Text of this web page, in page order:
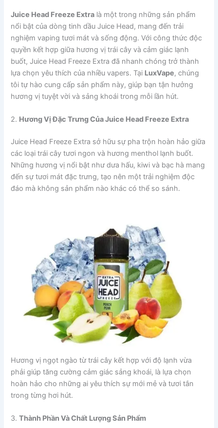
Juice Head Freeze Extra là một trong những sản phẩm
nổi bật của dòng tinh dầu Juice Head, mang đến trải
nghiệm vaping tươi mát và sống động. Với công thức độc
quyền kết hợp giữa hương vị trái cây và cảm giác lạnh
buốt, Juice Head Freeze Extra đã nhanh chóng trở thành
lựa chọn yêu thích của nhiều vapers. Tại LuxVape, chúng
tôi tự hào cung cấp sản phẩm này, giúp bạn tận hưởng
hương vị tuyệt vời và sảng khoái trong mỗi lần hút.
2. Hương Vị Đặc Trưng Của Juice Head Freeze Extra
Juice Head Freeze Extra sở hữu sự pha trộn hoàn hảo giữa
các loại trái cây tươi ngon và hương menthol lạnh buốt.
Những hương vị nổi bật như dưa hấu, kiwi và bạc hà mang
đến sự tươi mát đặc trưng, tạo nên một trải nghiệm độc
đáo mà không sản phẩm nào khác có thể so sánh.
Hương vị ngọt ngào từ trái cây kết hợp với độ lạnh vừa
phải giúp tăng cường cảm giác sảng khoái, là lựa chọn
hoàn hảo cho những ai yêu thích sự mới mẻ và tươi tắn
trong từng hơi hút.
3.Thành Phần Và Chất Lượng Sản Phẩm